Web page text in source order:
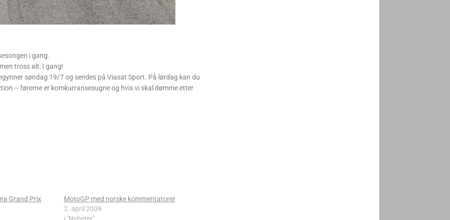
i gang.
tross alt: I gang!
søndag 19/7 og sendes på Viasat Sport. På lørdag kan du
– førerne er komkurransesugne og hvis vi skal dømme etter
Grand Prix
MotoGP med norske kommentatorer
2. april 2009